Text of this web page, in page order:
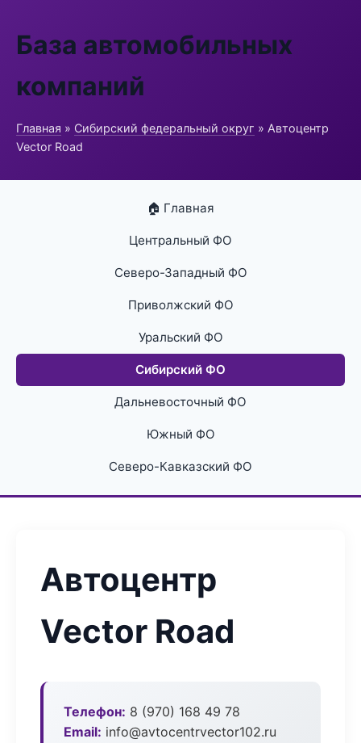
База автомобильных
компаний
Главная » Сибирский федеральный округ » Автоцентр
Vector Road
🏠 Главная
Центральный ФО
Северо-Западный ФО
Приволжский ФО
Уральский ФО
Сибирский ФО
Дальневосточный ФО
Южный ФО
Северо-Кавказский ФО
Автоцентр
Vector Road
Телефон: 8 (970) 168 49 78
Email: info@avtocentrvector102.ru